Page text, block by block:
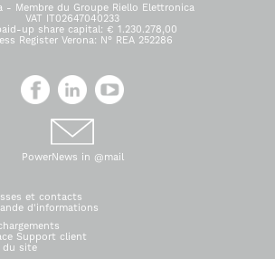
- Membre du Groupe Riello Elettronica
VAT IT02647040233
up share capital: € 1.230.278,00
Register Verona: N° REA 252286
PowerNews in @mail
et contacts
d'informations
Support client
du site